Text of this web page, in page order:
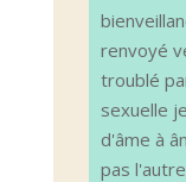
renvoyé
troublé
sexuelle
d'âme à
pas